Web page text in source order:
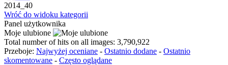
2014_40
Wróć do widoku kategorii
Panel użytkownika
Moje ulubione
Total number of hits on all images: 3,790,922
Przeboje: Najwyżej oceniane - Ostatnio dodane - Ostatnio
skomentowane - Często oglądane